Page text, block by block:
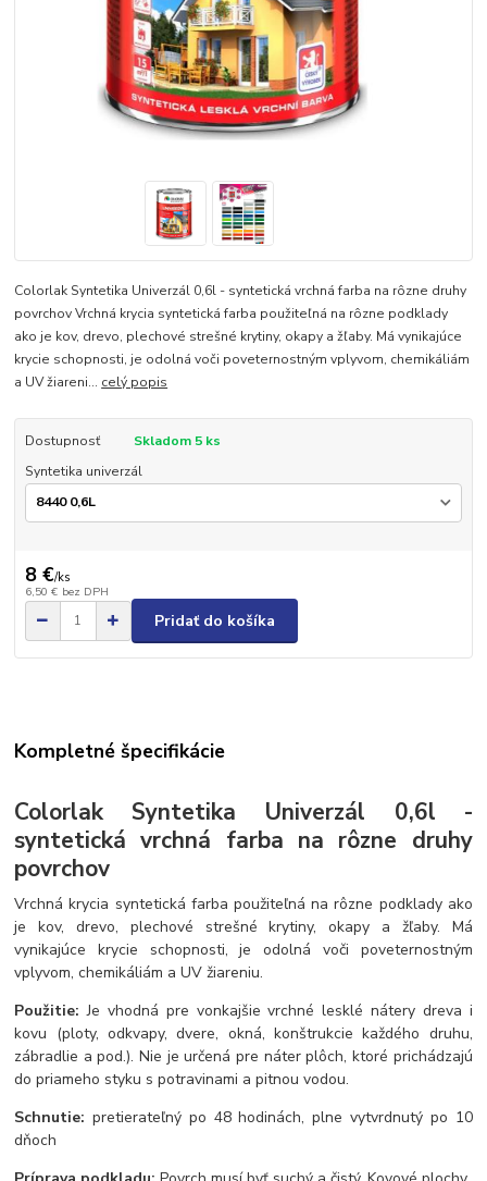
Colorlak Syntetika Univerzál 0,6l - syntetická vrchná farba na rôzne druhy
povrchov Vrchná krycia syntetická farba použiteľná na rôzne podklady
ako je kov, drevo, plechové strešné krytiny, okapy a žľaby. Má vynikajúce
krycie schopnosti, je odolná voči poveternostným vplyvom, chemikáliám
a UV žiareni... celý popis
Dostupnosť
Skladom 5 ks
Syntetika univerzál
8 €/ks
6,50 € bez DPH
Pridať do košíka
Kompletné špecifikácie
Colorlak Syntetika Univerzál 0,6l -
syntetická vrchná farba na rôzne druhy
povrchov
Vrchná krycia syntetická farba použiteľná na rôzne podklady ako
je kov, drevo, plechové strešné krytiny, okapy a žľaby. Má
vynikajúce krycie schopnosti, je odolná voči poveternostným
vplyvom, chemikáliám a UV žiareniu.
Použitie:Je vhodná pre vonkajšie vrchné lesklé nátery dreva i
kovu (ploty, odkvapy, dvere, okná, konštrukcie každého druhu,
zábradlie a pod.). Nie je určená pre náter plôch, ktoré prichádzajú
do priameho styku s potravinami a pitnou vodou.
Schnutie: pretierateľný po 48 hodinách, plne vytvrdnutý po 10
dňoch